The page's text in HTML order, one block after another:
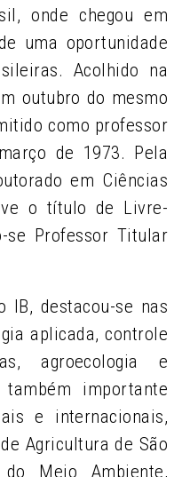
onde chegou em
uma oportunidade
Acolhido na
outubro do mesmo
como professor
de 1973. Pela
em Ciências
o título de Livre-
se Professor Titular
IB, destacou-se nas
aplicada, controle
agroecologia e
importante
e internacionais,
Agricultura de São
do Meio Ambiente,